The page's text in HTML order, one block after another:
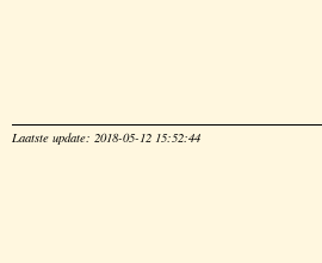
Laatste update: 2018-05-12 15:52:44